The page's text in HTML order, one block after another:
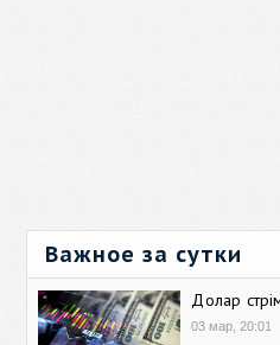
Важное за сутки
Долар
03 мар, 20:01